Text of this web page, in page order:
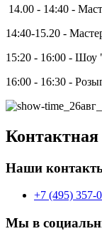
14.00 - 14:40 -
14:40-15.20 -
15:20 - 16:00 - Шоу
16:00 - 16:30 -
Наши
+7 (495) 357-
Мы в